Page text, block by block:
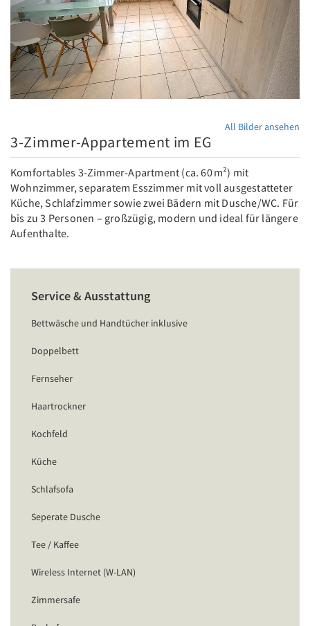
All Bilder ansehen
3-Zimmer-Appartement im EG
Komfortables 3-Zimmer-Apartment (ca. 60 m²) mit
Wohnzimmer, separatem Esszimmer mit voll ausgestatteter
Küche, Schlafzimmer sowie zwei Bädern mit Dusche/WC. Für
bis zu 3 Personen – großzügig, modern und ideal für längere
Aufenthalte.
Service & Ausstattung
Bettwäsche und Handtücher inklusive
Doppelbett
Fernseher
Haartrockner
Kochfeld
Küche
Schlafsofa
Seperate Dusche
Tee / Kaffee
Wireless Internet (W-LAN)
Zimmersafe